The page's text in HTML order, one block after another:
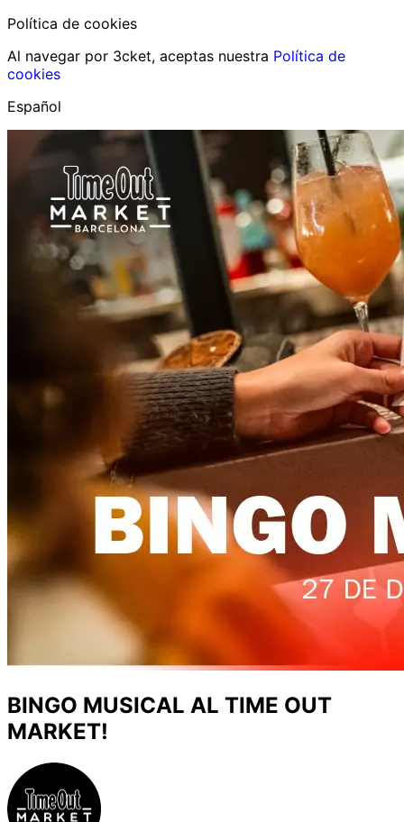
Política de cookies
Al navegar por 3cket, aceptas nuestra Política de
cookies
Español
BINGO MUSICAL AL TIME OUT
MARKET!